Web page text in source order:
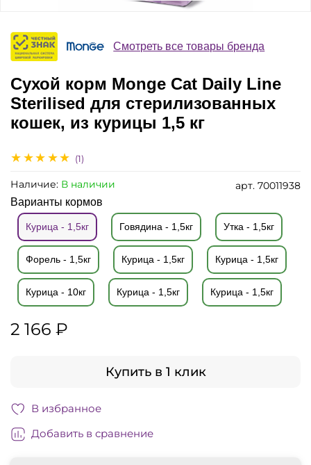
(1)
арт. 70011938
Наличие: В наличии
Смотреть все товары бренда
Сухой корм Monge Cat Daily Line
Sterilised для стерилизованных
кошек, из курицы 1,5 кг
Варианты кормов
Курица - 1,5кг Говядина - 1,5кг Утка - 1,5кг
Форель - 1,5кг Курица - 1,5кг Курица - 1,5кг
Курица - 10кг Курица - 1,5кг Курица - 1,5кг
2 166 ₽
Купить в 1 клик
В избранное
Добавить в сравнение